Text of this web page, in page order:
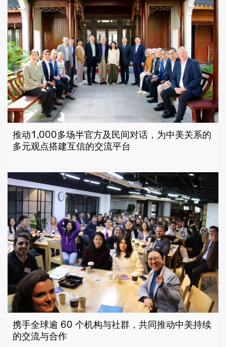
推动1,000多场半官方及民间对话，为中美关系的
多元观点搭建互信的交流平台
携手全球逾 60 个机构与社群，共同推动中美持续
的交流与合作